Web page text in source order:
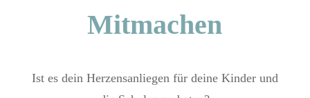
Mitmachen
Ist es dein Herzensanliegen für deine Kinder und